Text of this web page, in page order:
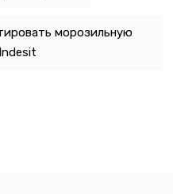
морозильную